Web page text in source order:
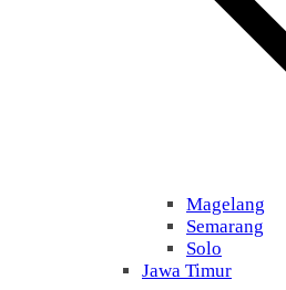
Magelang
Semarang
Solo
Jawa Timur